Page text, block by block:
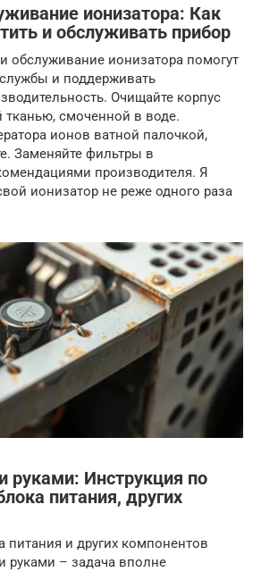
ионизатора: Как
и обслуживать прибор
обслуживание ионизатора помогут
и поддерживать
Очищайте корпус
тканью, смоченной в воде.
ионов ватной палочкой,
Заменяйте фильтры в
производителя. Я
ионизатор не реже одного раза
руками: Инструкция по
питания, других
питания и других компонентов
руками – задача вполне